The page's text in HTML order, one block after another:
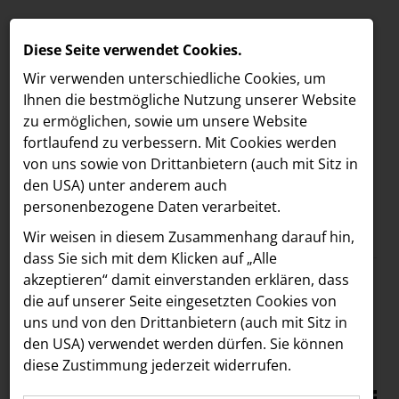
MELDUNGEN
LOEBELL NORDBERG
INNER
aehre
Astoria Artshow
B/S/H Hausgeräte
Meldungen / Unibail-Rodamco-Westfield
Text Bilder
27.05.2025
Westfield Center mit
Staraufgebot bei
Diese Seite verwendet Cookies.
Wir verwenden unterschiedliche Cookies, um
Ihnen die best­mögliche Nutzung unserer Website
zu ermöglichen, sowie um unsere Website
fortlaufend zu verbessern. Mit Cookies werden
von uns sowie von Drittanbietern (auch mit Sitz in
den USA) unter anderem auch
personenbezogene Daten verarbeitet.
Wir weisen in diesem Zusammenhang darauf hin,
dass Sie sich mit dem Klicken auf „Alle
akzeptieren“ damit ein­ver­standen erklären, dass
die auf unserer Seite eingesetzten Cookies von
uns und von den Drittanbietern (auch mit Sitz in
den USA) verwendet werden dürfen. Sie können
diese Zustimmung jederzeit widerrufen.